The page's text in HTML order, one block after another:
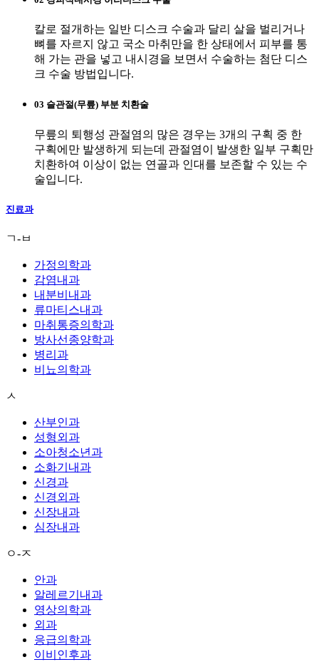
칼로 절개하는 일반 디스크 수술과 달리 살을 벌리거나
뼈를 자르지 않고 국소 마취만을 한 상태에서 피부를 통
해 가는 관을 넣고 내시경을 보면서 수술하는 첨단 디스
크 수술 방법입니다.
03 슬관절(무릎) 부분 치환술
무릎의 퇴행성 관절염의 많은 경우는 3개의 구획 중 한
구획에만 발생하게 되는데 관절염이 발생한 일부 구획만
치환하여 이상이 없는 연골과 인대를 보존할 수 있는 수
술입니다.
진료과
ㄱ-ㅂ
가정의학과
감염내과
내분비내과
류마티스내과
마취통증의학과
방사선종양학과
병리과
비뇨의학과
ㅅ
산부인과
성형외과
소아청소년과
소화기내과
신경과
신경외과
신장내과
심장내과
ㅇ-ㅈ
안과
알레르기내과
영상의학과
외과
응급의학과
이비인후과